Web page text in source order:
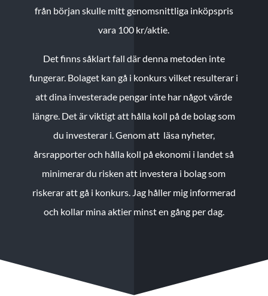
från början skulle mitt genomsnittliga inköpspris
vara 100 kr/aktie.
Det finns såklart fall där denna metoden inte
fungerar. Bolaget kan gå i konkurs vilket resulterar i
att dina investerade pengar inte har något värde
längre. Det är viktigt att hålla koll på de bolag som
du investerar i. Genom att läsa nyheter,
årsrapporter och hålla koll på ekonomi i landet så
minimerar du risken att investera i bolag som
riskerar att gå i konkurs. Jag håller mig informerad
och kollar mina aktier minst en gång per dag.